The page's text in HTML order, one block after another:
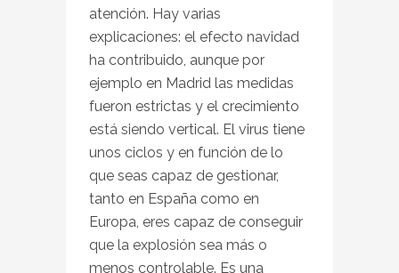
atención. Hay varias
explicaciones: el efecto navidad
ha contribuido, aunque por
ejemplo en Madrid las medidas
fueron estrictas y el crecimiento
está siendo vertical. El virus tiene
unos ciclos y en función de lo
que seas capaz de gestionar,
tanto en España como en
Europa, eres capaz de conseguir
que la explosión sea más o
menos controlable. Es una